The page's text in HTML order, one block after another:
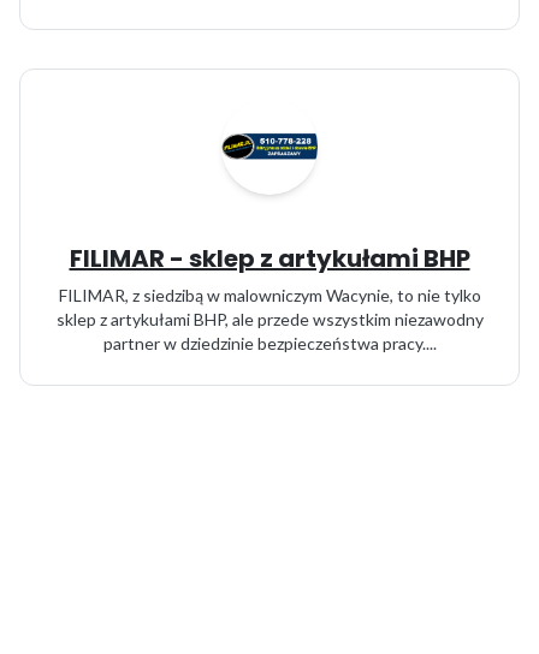
FILIMAR - sklep z artykułami BHP
FILIMAR, z siedzibą w malowniczym Wacynie, to nie tylko
sklep z artykułami BHP, ale przede wszystkim niezawodny
partner w dziedzinie bezpieczeństwa pracy....